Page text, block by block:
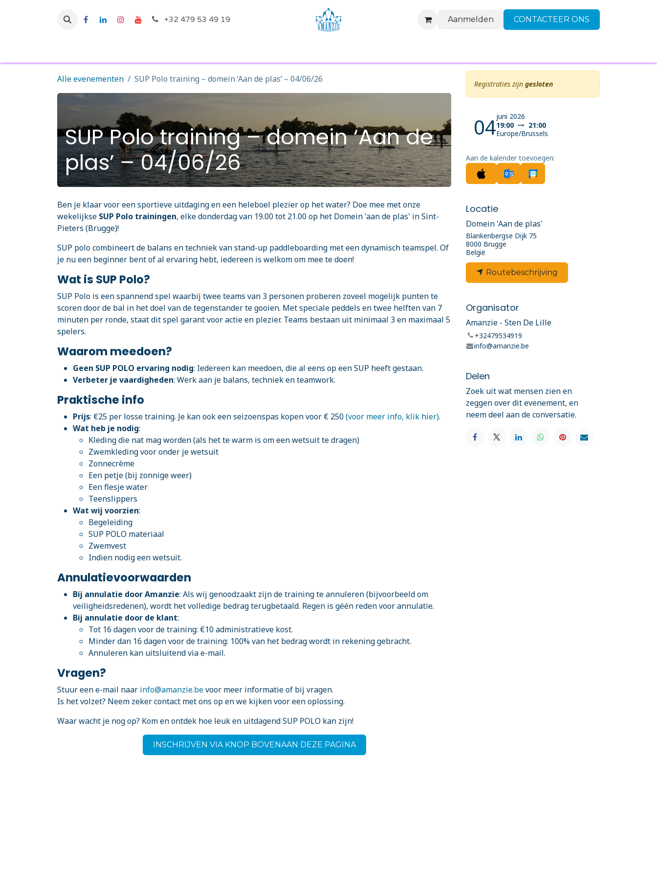
+32 479 53 49 19 Aanmelden CONTACTEER ONS
Alle evenementen SUP Polo training – domein ‘Aan de plas’ – 04/06/26
SUP Polo training – domein ‘Aan de
plas’ – 04/06/26
Ben je klaar voor een sportieve uitdaging en een heleboel plezier op het water? Doe mee met onze
wekelijkse SUP Polo trainingen, elke donderdag van 19.00 tot 21.00 op het Domein 'aan de plas' in Sint-
Pieters (Brugge)!
SUP polo combineert de balans en techniek van stand-up paddleboarding met een dynamisch teamspel. Of
je nu een beginner bent of al ervaring hebt, iedereen is welkom om mee te doen!
Wat is SUP Polo?
SUP Polo is een spannend spel waarbij twee teams van 3 personen proberen zoveel mogelijk punten te
scoren door de bal in het doel van de tegenstander te gooien. Met speciale peddels en twee helften van 7
minuten per ronde, staat dit spel garant voor actie en plezier. Teams bestaan uit minimaal 3 en maximaal 5
spelers.
Waarom meedoen?
Geen SUP POLO ervaring nodig: Iedereen kan meedoen, die al eens op een SUP heeft gestaan.
Verbeter je vaardigheden: Werk aan je balans, techniek en teamwork.
Praktische info
Prijs: €25 per losse training. Je kan ook een seizoenspas kopen voor € 250(voor meer info, klik hier).
Wat heb je nodig:
Kleding die nat mag worden (als het te warm is om een wetsuit te dragen)
Zwemkleding voor onder je wetsuit
Zonnecrème
Een petje (bij zonnige weer)
Een flesje water
Teenslippers
Wat wij voorzien:
Begeleiding
SUP POLO materiaal
Zwemvest
Indien nodig een wetsuit.
Annulatievoorwaarden
Bij annulatie door Amanzie: Als wij genoodzaakt zijn de training te annuleren (bijvoorbeeld om
veiligheidsredenen), wordt het volledige bedrag terugbetaald. Regen is géén reden voor annulatie.
Bij annulatie door de klant:
Tot 16 dagen voor de training: €10 administratieve kost.
Minder dan 16 dagen voor de training: 100% van het bedrag wordt in rekening gebracht.
Annuleren kan uitsluitend via e-mail.
Vragen?
Stuur een e-mail naar info@amanzie.bevoor meer informatie of bij vragen.
Is het volzet? Neem zeker contact met ons op en we kijken voor een oplossing.
Waar wacht je nog op? Kom en ontdek hoe leuk en uitdagend SUP POLO kan zijn!
INSCHRIJVEN VIA KNOP BOVENAAN DEZE PAGINA
Registraties zijn gesloten
04juni 2026
19:00
21:00
Europe/Brussels
Aan de kalender toevoegen:
Locatie
Domein 'Aan de plas'
Blankenbergse Dijk 75
8000 Brugge
België
Routebeschrijving
Organisator
Amanzie - Sten De Lille
+32479534919
info@amanzie.be
Delen
Zoek uit wat mensen zien en
zeggen over dit evenement, en
neem deel aan de conversatie.